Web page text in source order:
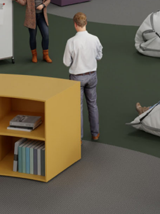
• Ομοιογενές
• Εύκολο στο καθάρισμα
• Εύκολο στη φροντίδα
• Υγιεινό
• Μπορεί να υποστεί
• Θερμοδιαμορφώσιμο
• Δυνατότητα αρμών χωρίς ραφή
• Ασφαλές για τρόφιμα, άοσμο
• Ανθεκτικό στο λεκέ
• Αδιάβροχο
• Πολύ ανθεκτικό στις κρούσεις
• Μπορεί να επισκευαστεί
• Μπορεί να ανανεωθεί ανά
Ενώσεις χωρίς ραφές
Mε το Getacore, οι επιφάνειες
σαν να χυτεύεται από ένα